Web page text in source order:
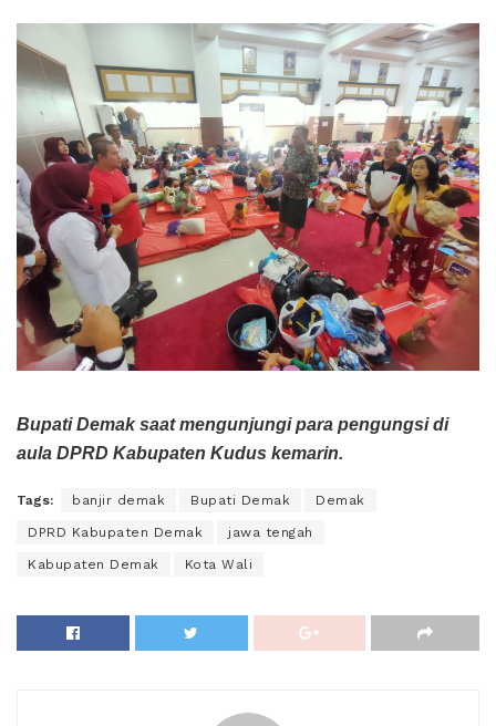
Bupati Demak saat mengunjungi para pengungsi di
aula DPRD Kabupaten Kudus kemarin.
Tags: banjir demak Bupati Demak Demak
DPRD Kabupaten Demak jawa tengah
Kabupaten Demak Kota Wali